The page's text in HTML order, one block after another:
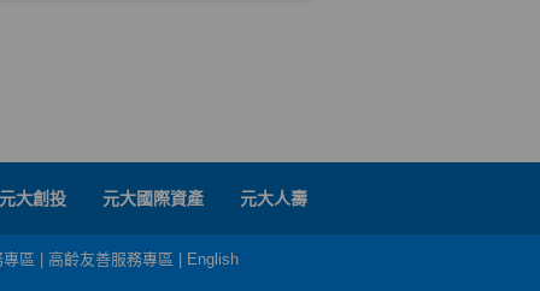
元大創投 元大國際資產 元大人壽
區 高齡友善服務專區 English